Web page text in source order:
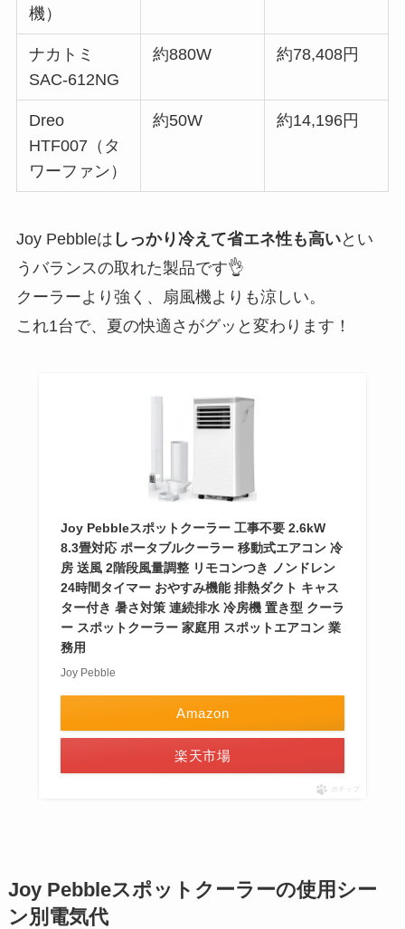
機）
ナカトミ
SAC-612NG
約880W 約78,408円
Dreo
HTF007（タ
ワーファン）
約50W 約14,196円
Joy Pebbleは しっかり冷えて省エネ性も高いとい
うバランスの取れた製品です👌
クーラーより強く、扇風機よりも涼しい。
これ1台で、夏の快適さがグッと変わります！
Joy Pebbleスポットクーラー 工事不要 2.6kW
8.3畳対応 ポータブルクーラー 移動式エアコン 冷
房 送風 2階段風量調整 リモコンつき ノンドレン
24時間タイマー おやすみ機能 排熱ダクト キャス
ター付き 暑さ対策 連続排水 冷房機 置き型 クーラ
ー スポットクーラー 家庭用 スポットエアコン 業
務用
Joy Pebble
Amazon
楽天市場
ポチップ
Joy Pebbleスポットクーラーの使用シー
ン別電気代